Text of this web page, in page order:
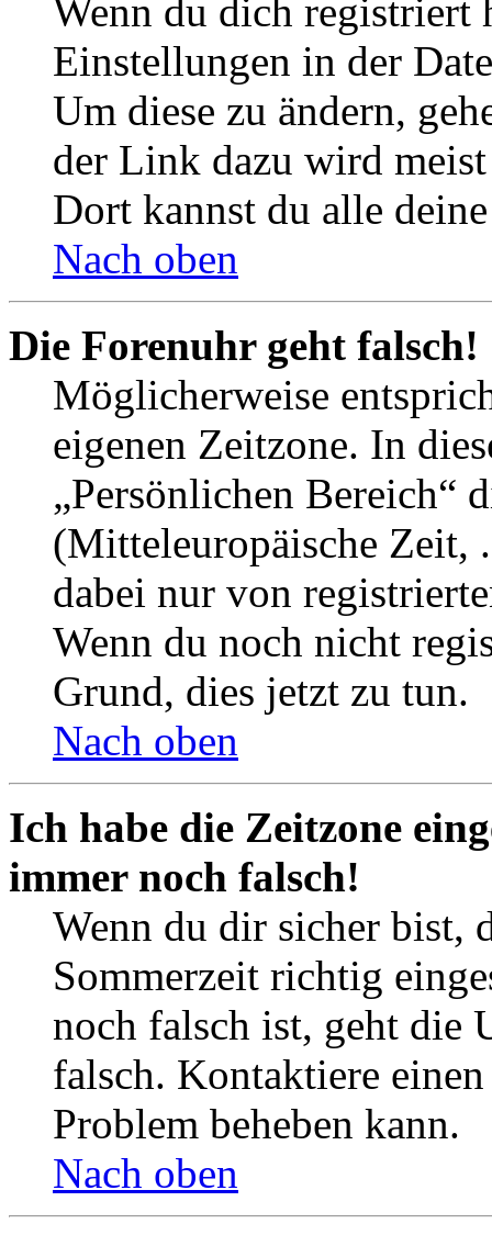
Wenn du dich registriert
Einstellungen in der
Um diese zu ändern,
der Link dazu wird
Dort kannst du alle
Nach oben
Die Forenuhr geht falsch!
Möglicherweise
eigenen Zeitzone. In
„Persönlichen Bereich“
(Mitteleuropäische Zeit,
dabei nur von
Wenn du noch nicht
Grund, dies jetzt zu tun.
Nach oben
Ich habe die Zeitzone
immer noch falsch!
Wenn du dir sicher bist,
Sommerzeit richtig
noch falsch ist, geht die
falsch. Kontaktiere
Problem beheben kann.
Nach oben